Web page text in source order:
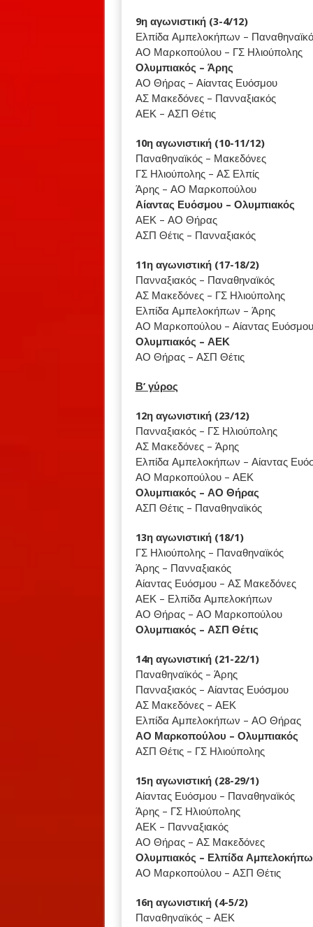
9η αγωνιστική (3-4/12)
Ελπίδα Αμπελοκήπων –
ΑΟ Μαρκοπούλου – ΓΣ Ηλιούπολης
Ολυμπιακός – Άρης
ΑΟ Θήρας – Αίαντας Ευόσμου
ΑΣ Μακεδόνες – Πανναξιακός
ΑΕΚ – ΑΣΠ Θέτις
10η αγωνιστική (10-11/12)
Παναθηναϊκός – Μακεδόνες
ΓΣ Ηλιούπολης – ΑΣ Ελπίς
Άρης – ΑΟ Μαρκοπούλου
Αίαντας Ευόσμου – Ολυμπιακός
ΑΕΚ – ΑΟ Θήρας
ΑΣΠ Θέτις – Πανναξιακός
11η αγωνιστική (17-18/2)
Πανναξιακός – Παναθηναϊκός
ΑΣ Μακεδόνες – ΓΣ Ηλιούπολης
Ελπίδα Αμπελοκήπων – Άρης
ΑΟ Μαρκοπούλου – Αίαντας Ευόσμου
Ολυμπιακός – ΑΕΚ
ΑΟ Θήρας – ΑΣΠ Θέτις
Β’ γύρος
12η αγωνιστική (23/12)
Πανναξιακός – ΓΣ Ηλιούπολης
ΑΣ Μακεδόνες – Άρης
Ελπίδα Αμπελοκήπων – Αίαντας
ΑΟ Μαρκοπούλου – ΑΕΚ
Ολυμπιακός – ΑΟ Θήρας
ΑΣΠ Θέτις – Παναθηναϊκός
13η αγωνιστική (18/1)
ΓΣ Ηλιούπολης – Παναθηναϊκός
Άρης – Πανναξιακός
Αίαντας Ευόσμου – ΑΣ Μακεδόνες
ΑΕΚ – Ελπίδα Αμπελοκήπων
ΑΟ Θήρας – ΑΟ Μαρκοπούλου
Ολυμπιακός – ΑΣΠ Θέτις
14η αγωνιστική (21-22/1)
Παναθηναϊκός – Άρης
Πανναξιακός – Αίαντας Ευόσμου
ΑΣ Μακεδόνες – ΑΕΚ
Ελπίδα Αμπελοκήπων – ΑΟ Θήρας
ΑΟ Μαρκοπούλου – Ολυμπιακός
ΑΣΠ Θέτις – ΓΣ Ηλιούπολης
15η αγωνιστική (28-29/1)
Αίαντας Ευόσμου – Παναθηναϊκός
Άρης – ΓΣ Ηλιούπολης
ΑΕΚ – Πανναξιακός
ΑΟ Θήρας – ΑΣ Μακεδόνες
Ολυμπιακός – Ελπίδα
ΑΟ Μαρκοπούλου – ΑΣΠ Θέτις
16η αγωνιστική (4-5/2)
Παναθηναϊκός – ΑΕΚ